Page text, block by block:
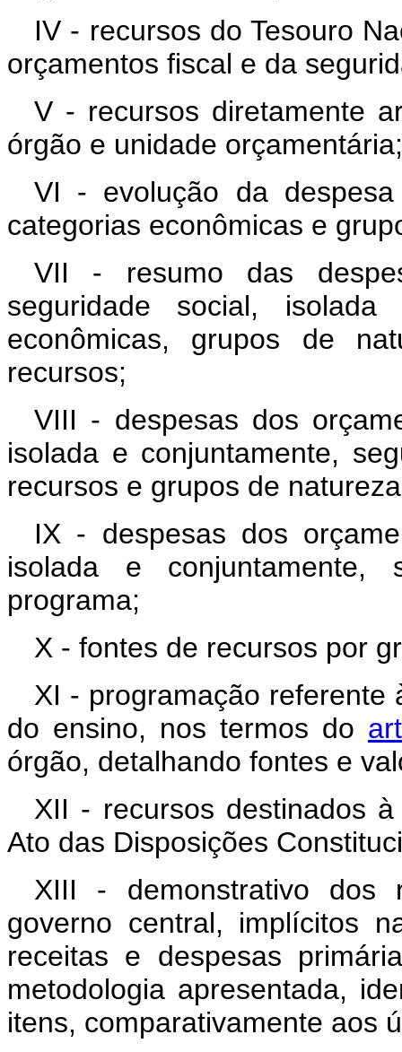
IV - recursos do Tesouro
orçamentos fiscal e da
V - recursos diretamente
órgão e unidade orçamentária;
VI - evolução da
categorias econômicas e
VII - resumo das
seguridade social,
econômicas, grupos de
recursos;
VIII - despesas dos
isolada e conjuntamente,
recursos e grupos de
IX - despesas dos
isolada e
programa;
X - fontes de recursos por
XI - programação referente
do ensino, nos termos do
órgão, detalhando fontes e
XII - recursos destinados
Ato das Disposições
XIII - demonstrativo dos
governo central, implícitos
receitas e despesas
metodologia apresentada,
itens, comparativamente aos